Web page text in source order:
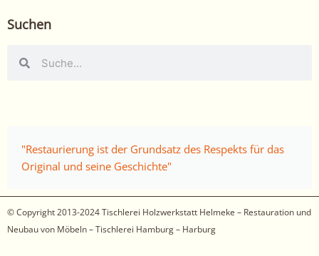
Suchen
"Restaurierung ist der Grundsatz des Respekts für das
Original und seine Geschichte"
© Copyright 2013-2024Tischlerei Holzwerkstatt Helmeke – Restauration und
Neubau von Möbeln – Tischlerei Hamburg – Harburg